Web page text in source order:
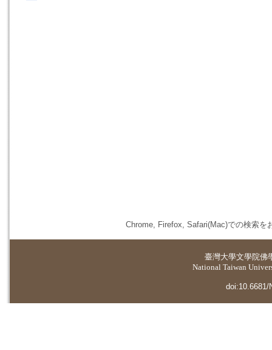
Chrome, Firefox, Safari(Mac)での検索を
臺灣大學文學院佛
National Taiwan
doi:10.6681/